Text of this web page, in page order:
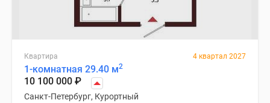
Квартира 4 квартал 2027
1-комнатная 29.40 м2
10 100 000 ₽
Санкт-Петербург, Курортный